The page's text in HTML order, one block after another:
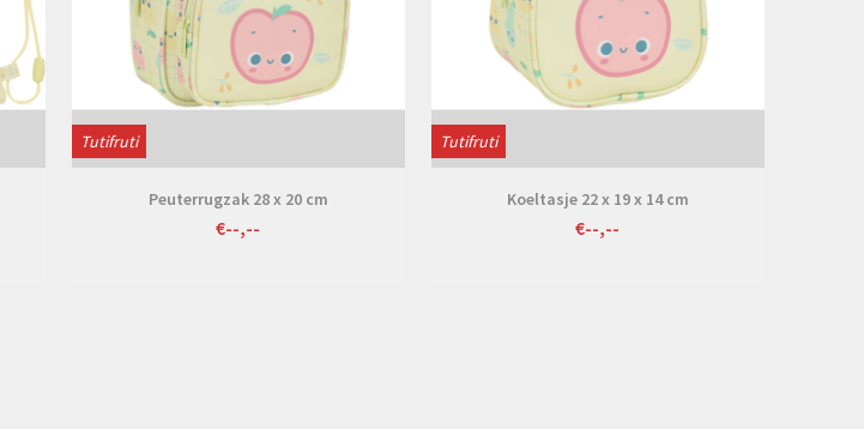
Tutifruti
Peuterrugzak 28 x 20 cm
€--,--
Tutifruti
Koeltasje 22 x 19 x 14 cm
€--,--